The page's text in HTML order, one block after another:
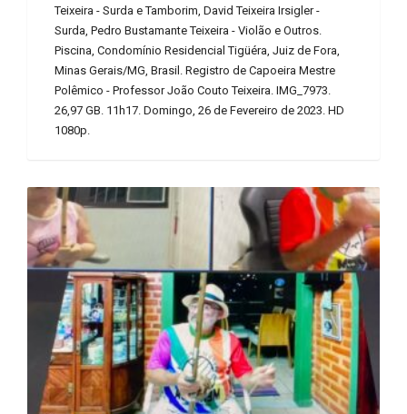
Teixeira - Surda e Tamborim, David Teixeira Irsigler -
Surda, Pedro Bustamante Teixeira - Violão e Outros.
Piscina, Condomínio Residencial Tigüéra, Juiz de Fora,
Minas Gerais/MG, Brasil. Registro de Capoeira Mestre
Polêmico - Professor João Couto Teixeira. IMG_7973.
26,97 GB. 11h17. Domingo, 26 de Fevereiro de 2023. HD
1080p.